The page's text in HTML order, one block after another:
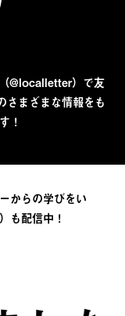
@localletter）で友
さまざまな情報をも
！
からの学びをい
も配信中！